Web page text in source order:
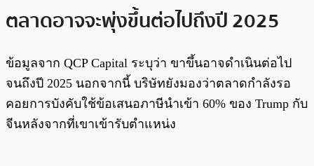
ตลาดอาจจะพุ่งขึ้นต่อไปถึงปี 2025
ข้อมูลจาก QCP Capital ระบุว่า ขาขึ้นอาจดำเนินต่อไป
จนถึงปี 2025 นอกจากนี้ บริษัทยังมองว่าตลาดกำลังรอ
คอยการบังคับใช้ข้อเสนอภาษีนำเข้า 60% ของ Trump กับ
จีนหลังจากที่เขาเข้ารับตำแหน่ง